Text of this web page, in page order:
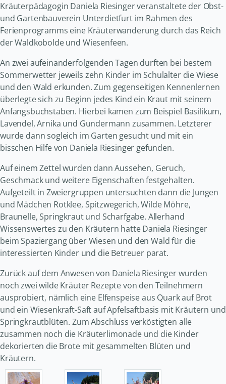
Kräuterpädagogin Daniela Riesinger veranstaltete der Obst-
und Gartenbauverein Unterdietfurt im Rahmen des
Ferienprogramms eine Kräuterwanderung durch das Reich
der Waldkobolde und Wiesenfeen.
An zwei aufeinanderfolgenden Tagen durften bei bestem
Sommerwetter jeweils zehn Kinder im Schulalter die Wiese
und den Wald erkunden. Zum gegenseitigen Kennenlernen
überlegte sich zu Beginn jedes Kind ein Kraut mit seinem
Anfangsbuchstaben. Hierbei kamen zum Beispiel Basilikum,
Lavendel, Arnika und Gundermann zusammen. Letzterer
wurde dann sogleich im Garten gesucht und mit ein
bisschen Hilfe von Daniela Riesinger gefunden.
Auf einem Zettel wurden dann Aussehen, Geruch,
Geschmack und weitere Eigenschaften festgehalten.
Aufgeteilt in Zweiergruppen untersuchten dann die Jungen
und Mädchen Rotklee, Spitzwegerich, Wilde Möhre,
Braunelle, Springkraut und Scharfgabe. Allerhand
Wissenswertes zu den Kräutern hatte Daniela Riesinger
beim Spaziergang über Wiesen und den Wald für die
interessierten Kinder und die Betreuer parat.
Zurück auf dem Anwesen von Daniela Riesinger wurden
noch zwei wilde Kräuter Rezepte von den Teilnehmern
ausprobiert, nämlich eine Elfenspeise aus Quark auf Brot
und ein Wiesenkraft-Saft auf Apfelsaftbasis mit Kräutern und
Springkrautblüten. Zum Abschluss verköstigten alle
zusammen noch die Kräuterlimonade und die Kinder
dekorierten die Brote mit gesammelten Blüten und
Kräutern.